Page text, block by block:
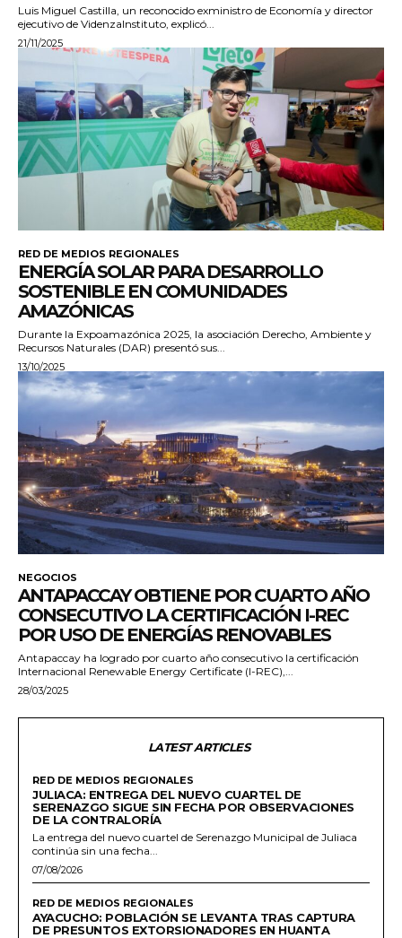
Luis Miguel Castilla, un reconocido exministro de Economía y director
ejecutivo de VidenzaInstituto, explicó...
21/11/2025
RED DE MEDIOS REGIONALES
ENERGÍA SOLAR PARA DESARROLLO
SOSTENIBLE EN COMUNIDADES
AMAZÓNICAS
Durante la Expoamazónica 2025, la asociación Derecho, Ambiente y
Recursos Naturales (DAR) presentó sus...
13/10/2025
NEGOCIOS
ANTAPACCAY OBTIENE POR CUARTO AÑO
CONSECUTIVO LA CERTIFICACIÓN I-REC
POR USO DE ENERGÍAS RENOVABLES
Antapaccay ha logrado por cuarto año consecutivo la certificación
Internacional Renewable Energy Certificate (I-REC),...
28/03/2025
LATEST ARTICLES
RED DE MEDIOS REGIONALES
JULIACA: ENTREGA DEL NUEVO CUARTEL DE
SERENAZGO SIGUE SIN FECHA POR OBSERVACIONES
DE LA CONTRALORÍA
La entrega del nuevo cuartel de Serenazgo Municipal de Juliaca
continúa sin una fecha...
07/08/2026
RED DE MEDIOS REGIONALES
AYACUCHO: POBLACIÓN SE LEVANTA TRAS CAPTURA
DE PRESUNTOS EXTORSIONADORES EN HUANTA